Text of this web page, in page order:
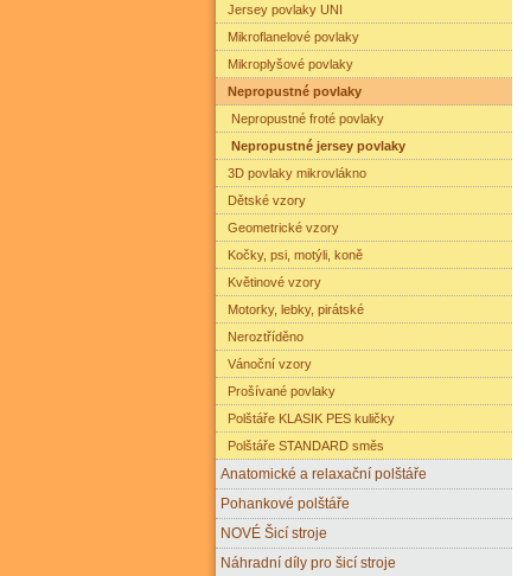
Jersey povlaky UNI
Mikroflanelové povlaky
Mikroplyšové povlaky
Nepropustné povlaky
Nepropustné froté povlaky
Nepropustné jersey povlaky
3D povlaky mikrovlákno
Dětské vzory
Geometrické vzory
Kočky, psi, motýli, koně
Květinové vzory
Motorky, lebky, pirátské
Neroztříděno
Vánoční vzory
Prošívané povlaky
Polštáře KLASIK PES kuličky
Polštáře STANDARD směs
Anatomické a relaxační polštáře
Pohankové polštáře
NOVÉ Šicí stroje
Náhradní díly pro šicí stroje